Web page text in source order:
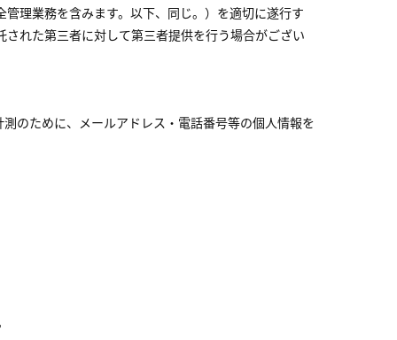
理業務を含みます。以下、同じ。）を適切に遂行す
れた第三者に対して第三者提供を行う場合がござい
のために、メールアドレス・電話番号等の個人情報を